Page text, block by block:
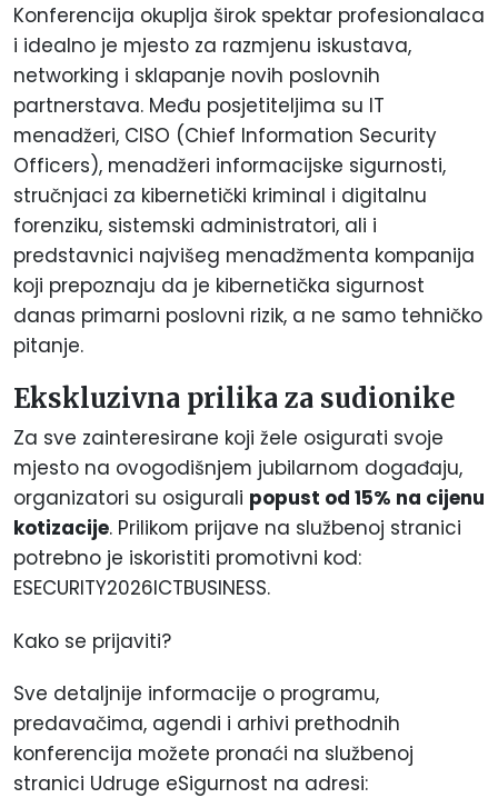
Konferencija okuplja širok spektar profesionalaca
i idealno je mjesto za razmjenu iskustava,
networking i sklapanje novih poslovnih
partnerstava. Među posjetiteljima su IT
menadžeri, CISO (Chief Information Security
Officers), menadžeri informacijske sigurnosti,
stručnjaci za kibernetički kriminal i digitalnu
forenziku, sistemski administratori, ali i
predstavnici najvišeg menadžmenta kompanija
koji prepoznaju da je kibernetička sigurnost
danas primarni poslovni rizik, a ne samo tehničko
pitanje.
Ekskluzivna prilika za sudionike
Za sve zainteresirane koji žele osigurati svoje
mjesto na ovogodišnjem jubilarnom događaju,
organizatori su osigurali popust od 15% na cijenu
kotizacije. Prilikom prijave na službenoj stranici
potrebno je iskoristiti promotivni kod:
ESECURITY2026ICTBUSINESS.
Kako se prijaviti?
Sve detaljnije informacije o programu,
predavačima, agendi i arhivi prethodnih
konferencija možete pronaći na službenoj
stranici Udruge eSigurnost na adresi: